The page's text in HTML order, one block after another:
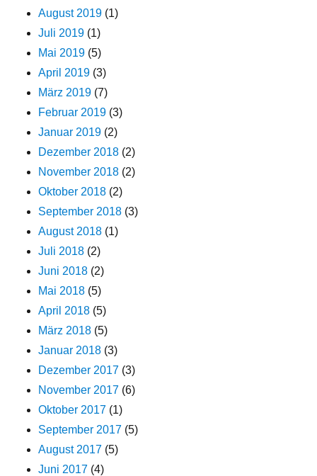
August 2019 (1)
Juli 2019 (1)
Mai 2019 (5)
April 2019 (3)
März 2019 (7)
Februar 2019 (3)
Januar 2019 (2)
Dezember 2018 (2)
November 2018 (2)
Oktober 2018 (2)
September 2018 (3)
August 2018 (1)
Juli 2018 (2)
Juni 2018 (2)
Mai 2018 (5)
April 2018 (5)
März 2018 (5)
Januar 2018 (3)
Dezember 2017 (3)
November 2017 (6)
Oktober 2017 (1)
September 2017 (5)
August 2017 (5)
Juni 2017 (4)